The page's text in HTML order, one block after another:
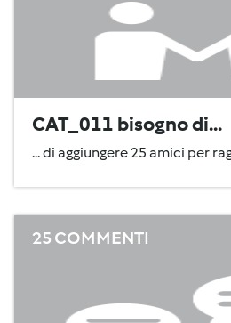
CAT_011 bisogno di...
... di aggiungere 25 amici per
25 COMMENTI